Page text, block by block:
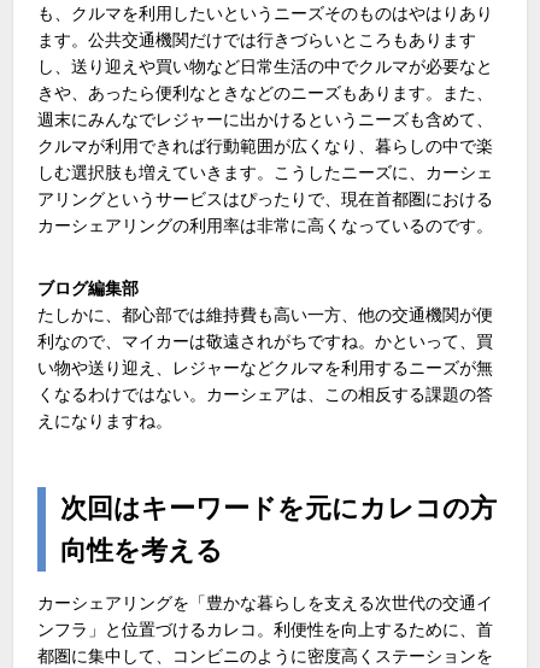
も、クルマを利用したいというニーズそのものはやはりあり
ます。公共交通機関だけでは行きづらいところもあります
し、送り迎えや買い物など日常生活の中でクルマが必要なと
きや、あったら便利なときなどのニーズもあります。また、
週末にみんなでレジャーに出かけるというニーズも含めて、
クルマが利用できれば行動範囲が広くなり、暮らしの中で楽
しむ選択肢も増えていきます。こうしたニーズに、カーシェ
アリングというサービスはぴったりで、現在首都圏における
カーシェアリングの利用率は非常に高くなっているのです。
ブログ編集部
たしかに、都心部では維持費も高い一方、他の交通機関が便
利なので、マイカーは敬遠されがちですね。かといって、買
い物や送り迎え、レジャーなどクルマを利用するニーズが無
くなるわけではない。カーシェアは、この相反する課題の答
えになりますね。
次回はキーワードを元にカレコの方
向性を考える
カーシェアリングを「豊かな暮らしを支える次世代の交通イ
ンフラ」と位置づけるカレコ。利便性を向上するために、首
都圏に集中して、コンビニのように密度高くステーションを